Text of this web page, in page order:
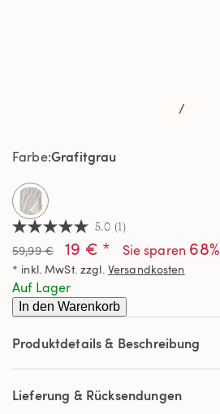
/
5.0
von
5
Sternen,
Durchschnittswert
der
Bewertung.
a
Review.
derselben
Seite.
5.0 (1)
59,99 € 19 € * Sie sparen 68%
* inkl. MwSt. zzgl. Versandkosten
FarbeGrafitgrau
selected
Auf Lager
In den Warenkorb
Produktdetails & Beschreibung
Lieferung & Rücksendungen